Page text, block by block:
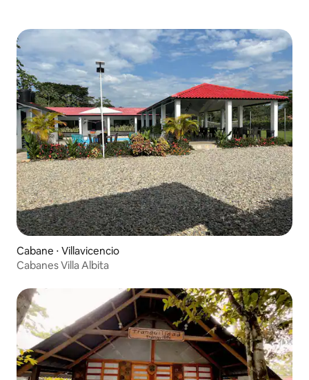
Cabane ⋅ Villavicencio
Cabanes Villa Albita